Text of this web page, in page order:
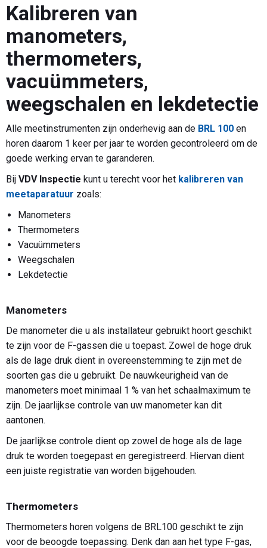
Kalibreren van
manometers,
thermometers,
vacuümmeters,
weegschalen en lekdetectie
Alle meetinstrumenten zijn onderhevig aan de BRL 100 en
horen daarom 1 keer per jaar te worden gecontroleerd om de
goede werking ervan te garanderen.
Bij VDV Inspectie kunt u terecht voor het kalibreren van
meetaparatuur zoals:
Manometers
Thermometers
Vacuümmeters
Weegschalen
Lekdetectie
Manometers
De manometer die u als installateur gebruikt hoort geschikt
te zijn voor de F-gassen die u toepast. Zowel de hoge druk
als de lage druk dient in overeenstemming te zijn met de
soorten gas die u gebruikt. De nauwkeurigheid van de
manometers moet minimaal 1 % van het schaalmaximum te
zijn. De jaarlijkse controle van uw manometer kan dit
aantonen.
De jaarlijkse controle dient op zowel de hoge als de lage
druk te worden toegepast en geregistreerd. Hiervan dient
een juiste registratie van worden bijgehouden.
Thermometers
Thermometers horen volgens de BRL100 geschikt te zijn
voor de beoogde toepassing. Denk dan aan het type F-gas,